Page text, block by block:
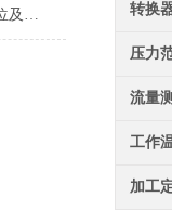
六氟化硫压力表主要泄漏部位及处理方法 转换
压力
流量
工作
加工